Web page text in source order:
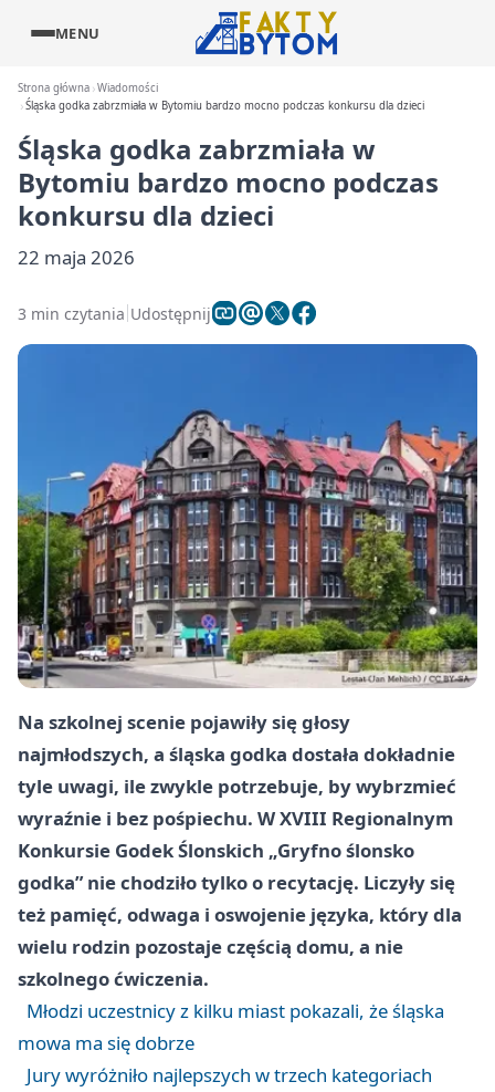
MENU
Strona główna Wiadomości
Śląska godka zabrzmiała w Bytomiu bardzo mocno podczas konkursu dla dzieci
Śląska godka zabrzmiała w
Bytomiu bardzo mocno podczas
konkursu dla dzieci
22 maja 2026
3 min czytania Udostępnij
Na szkolnej scenie pojawiły się głosy
najmłodszych, a śląska godka dostała dokładnie
tyle uwagi, ile zwykle potrzebuje, by wybrzmieć
wyraźnie i bez pośpiechu. W XVIII Regionalnym
Konkursie Godek Ślonskich „Gryfno ślonsko
godka” nie chodziło tylko o recytację. Liczyły się
też pamięć, odwaga i oswojenie języka, który dla
wielu rodzin pozostaje częścią domu, a nie
szkolnego ćwiczenia.
Młodzi uczestnicy z kilku miast pokazali, że śląska
mowa ma się dobrze
Jury wyróżniło najlepszych w trzech kategoriach